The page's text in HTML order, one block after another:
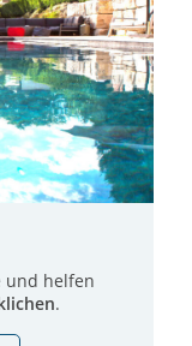
und helfen
.